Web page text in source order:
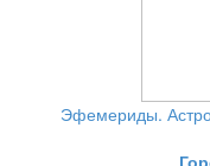
Эфемериды.